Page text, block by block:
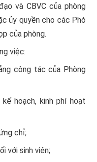
và CBVC của phòng
ủy quyền cho các Phó
của phòng.
việc:
công tác của Phòng
hoạch, kinh phí hoạt
chỉ;
với sinh viên;